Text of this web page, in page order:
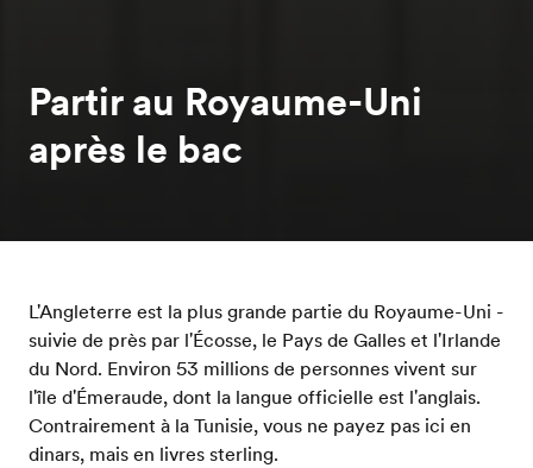
Partir au Royaume-Uni
après le bac
L'Angleterre est la plus grande partie du Royaume-Uni -
suivie de près par l'Écosse, le Pays de Galles et l'Irlande
du Nord. Environ 53 millions de personnes vivent sur
l'île d'Émeraude, dont la langue officielle est l'anglais.
Contrairement à la Tunisie, vous ne payez pas ici en
dinars, mais en livres sterling.